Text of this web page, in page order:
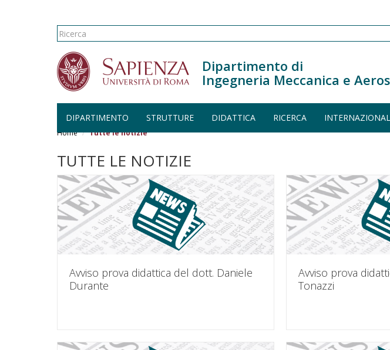
Salta al contenuto principale
Form di ricerca
Ricerca
Dipartimento di
Ingegneria Meccanica e
DIPARTIMENTO STRUTTURE DIDATTICA RICERCA
Home Tutte le notizie
TUTTE LE NOTIZIE
Avviso prova didattica del dott. Daniele
Durante
Avviso prova
Tonazzi